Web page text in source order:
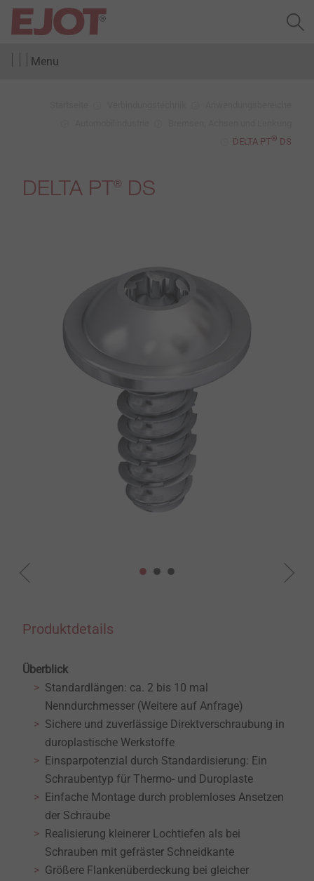
Menu
DELTA PT® DS
DELTA PT® DS
Produktdetails
Überblick
Standardlängen: ca. 2 bis 10 mal
Nenndurchmesser (Weitere auf Anfrage)
Sichere und zuverlässige Direktverschraubung in
duroplastische Werkstoffe
Einsparpotenzial durch Standardisierung: Ein
Schraubentyp für Thermo- und Duroplaste
Einfache Montage durch problemloses Ansetzen
der Schraube
Realisierung kleinerer Lochtiefen als bei
Schrauben mit gefräster Schneidkante
Größere Flankenüberdeckung bei gleicher